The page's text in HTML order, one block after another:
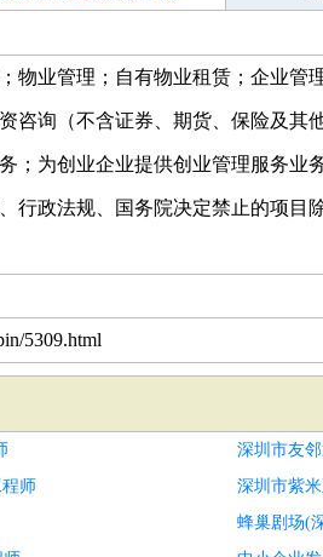
物业管理；自有物业租赁；企业管
咨询（不含证券、期货、保险及其
；为创业企业提供创业管理服务
行政法规、国务院决定禁止的项目
5309.html
深圳市友
师
深圳市紫
蜂巢剧场(